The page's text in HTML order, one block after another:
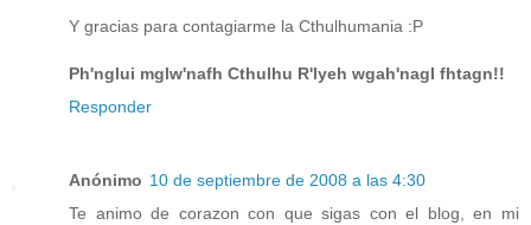
Y gracias para contagiarme la Cthulhumania :P
Ph'nglui mglw'nafh Cthulhu R'lyeh wgah'nagl fhtagn!!
Responder
Anónimo 10 de septiembre de 2008 a las 4:30
Te animo de corazon con que sigas con el blog, en mi